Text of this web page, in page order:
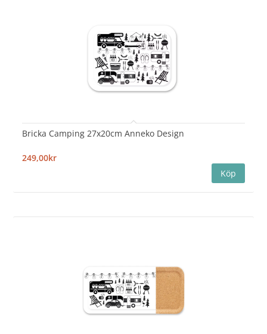
Bricka Camping 27x20cm Anneko Design
249,00kr